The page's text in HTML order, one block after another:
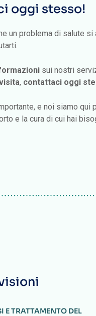
oggi stesso!
un problema di salute si
sui nostri
, contattaci oggi
e noi siamo qui
e la cura di cui hai
E TRATTAMENTO DEL